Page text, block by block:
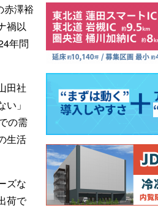
赤澤裕
禍以
年問
田社
」
の需
生活
ズな
荷で